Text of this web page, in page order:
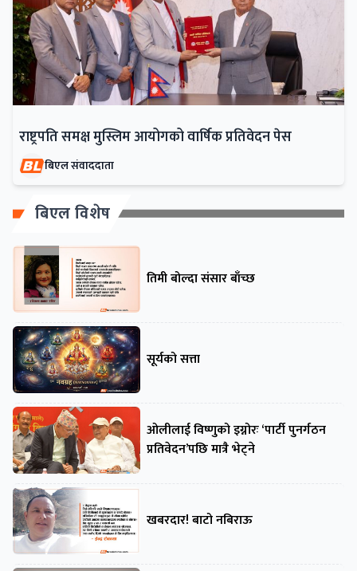
राष्ट्रपति समक्ष मुस्लिम आयोगको वार्षिक प्रतिवेदन पेस
बिएल संवाददाता
बिएल विशेष
तिमी बोल्दा संसार बाँच्छ
सूर्यको सत्ता
ओलीलाई विष्णुको इग्नोरः ‘पार्टी पुनर्गठन
प्रतिवेदन’पछि मात्रै भेट्ने
खबरदार! बाटो नबिराऊ